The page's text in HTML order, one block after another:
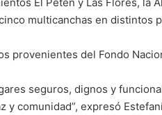
multicanchas en distintos
provenientes del Fondo
seguros, dignos y
comunidad”, expresó